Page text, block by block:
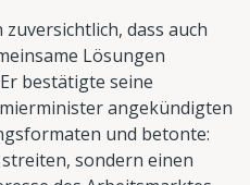
dass auch
Lösungen
bestätigte seine
angekündigten
und betonte:
sondern einen